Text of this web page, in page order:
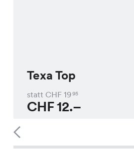
Texa Top
statt CHF 1995
CHF12.–